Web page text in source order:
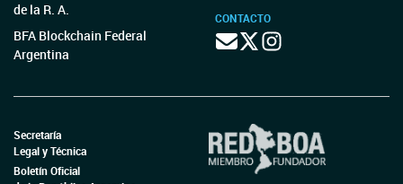
de la R. A.
BFA Blockchain Federal
Argentina
CONTACTO
Secretaría
Legal y Técnica
Boletín Oficial